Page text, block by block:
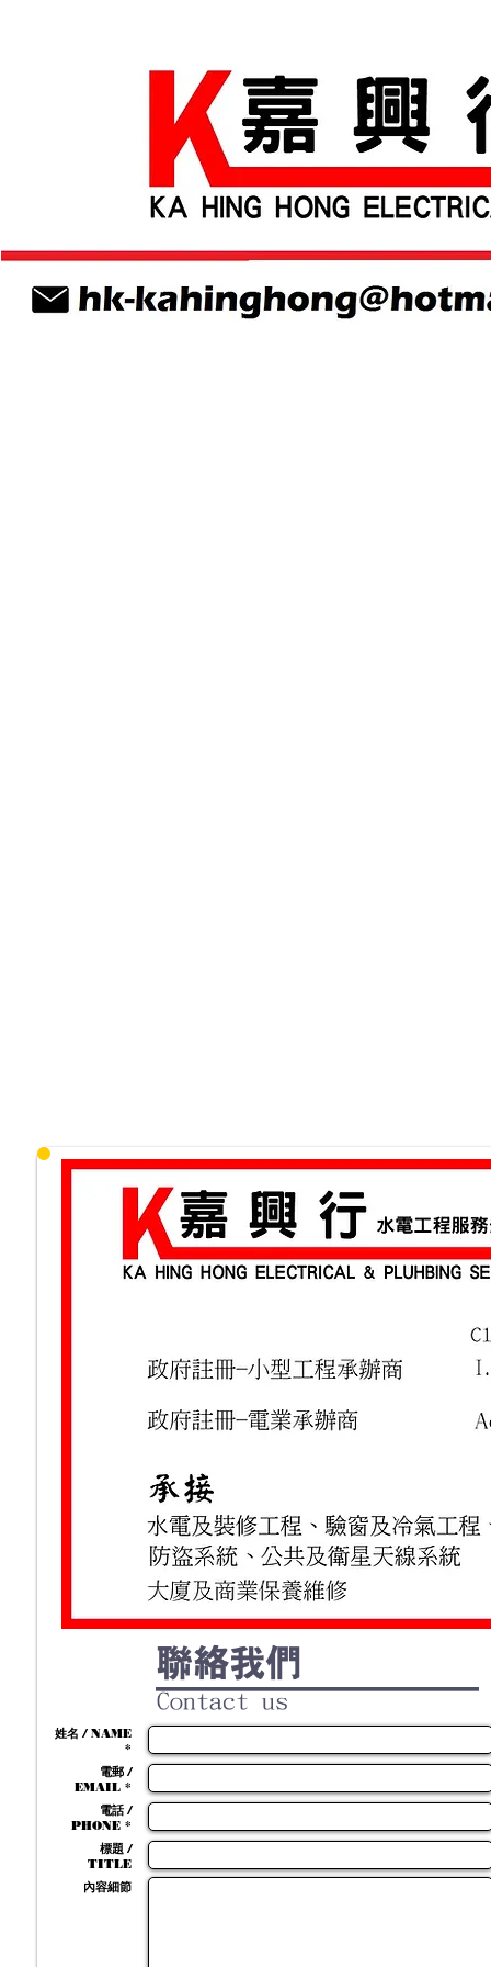
姓名 / NAME
*
電郵 /
EMAIL *
電話 /
PHONE *
標題 /
TITLE
內容細節